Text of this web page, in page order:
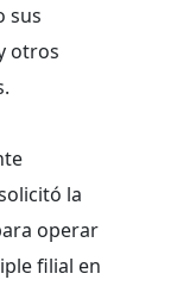
sus
otros
la
operar
filial en